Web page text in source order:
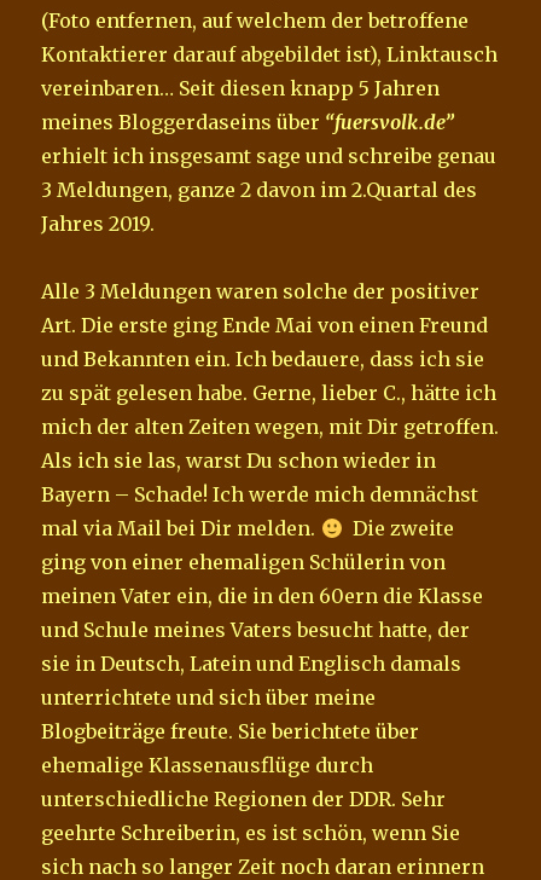
(Foto entfernen, auf welchem der betroffene
Kontaktierer darauf abgebildet ist), Linktausch
vereinbaren… Seit diesen knapp 5 Jahren
meines Bloggerdaseins über “fuersvolk.de”
erhielt ich insgesamt sage und schreibe genau
3 Meldungen, ganze 2 davon im 2.Quartal des
Jahres 2019.
Alle 3 Meldungen waren solche der positiver
Art. Die erste ging Ende Mai von einen Freund
und Bekannten ein. Ich bedauere, dass ich sie
zu spät gelesen habe. Gerne, lieber C., hätte ich
mich der alten Zeiten wegen, mit Dir getroffen.
Als ich sie las, warst Du schon wieder in
Bayern – Schade! Ich werde mich demnächst
mal via Mail bei Dir melden.
Die zweite
ging von einer ehemaligen Schülerin von
meinen Vater ein, die in den 60ern die Klasse
und Schule meines Vaters besucht hatte, der
sie in Deutsch, Latein und Englisch damals
unterrichtete und sich über meine
Blogbeiträge freute. Sie berichtete über
ehemalige Klassenausflüge durch
unterschiedliche Regionen der DDR. Sehr
geehrte Schreiberin, es ist schön, wenn Sie
sich nach so langer Zeit noch daran erinnern